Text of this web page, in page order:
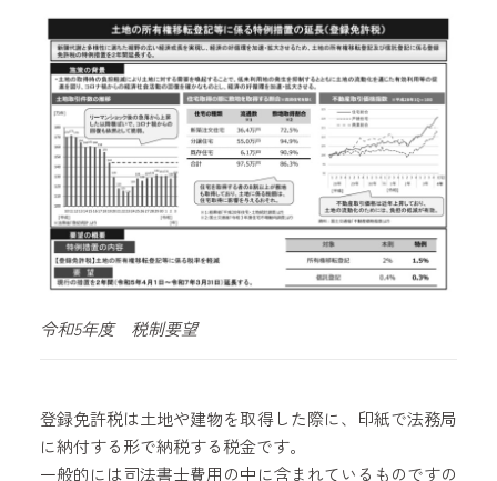
令和5年度 税制要望
登録免許税は土地や建物を取得した際に、印紙で法務局
に納付する形で納税する税金です。
一般的には司法書士費用の中に含まれているものですの